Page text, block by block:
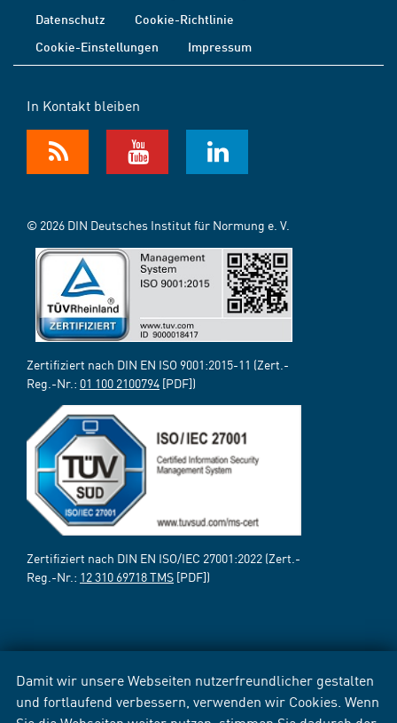
Damit wir unsere Webseiten nutzerfreundlicher gestalten
und fortlaufend verbessern, verwenden wir Cookies. Wenn
Datenschutz
Cookie-Richtlinie
Cookie-Einstellungen
Impressum
In Kontakt bleiben
© 2026 DIN Deutsches Institut für Normung e. V.
Zertifiziert nach DIN EN ISO 9001:2015-11 (Zert.-
Reg.-Nr.: 01 100 2100794 [PDF])
Zertifiziert nach DIN EN ISO/IEC 27001:2022 (Zert.-
Reg.-Nr.: 12 310 69718 TMS [PDF])